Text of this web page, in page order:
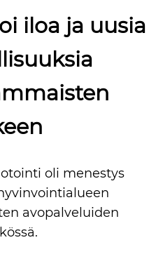
iloa ja uusia
oli menestys
avopalveluiden